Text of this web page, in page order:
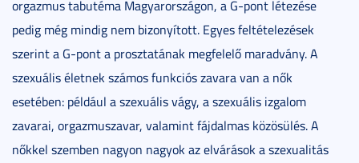
orgazmus tabutéma Magyarországon, a G-pont létezése
pedig még mindig nem bizonyított. Egyes feltételezések
szerint a G-pont a prosztatának megfelelő maradvány. A
szexuális életnek számos funkciós zavara van a nők
esetében: például a szexuális vágy, a szexuális izgalom
zavarai, orgazmuszavar, valamint fájdalmas közösülés. A
nőkkel szemben nagyon nagyok az elvárások a szexualitás